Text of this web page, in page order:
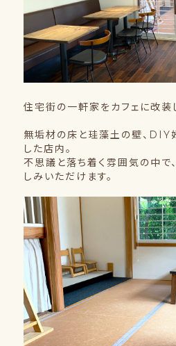
住宅街の一軒家をカフェに改装
無垢材の床と珪藻土の壁、DIY
した店内。
不思議と落ち着く雰囲気の中で
しみいただけます。